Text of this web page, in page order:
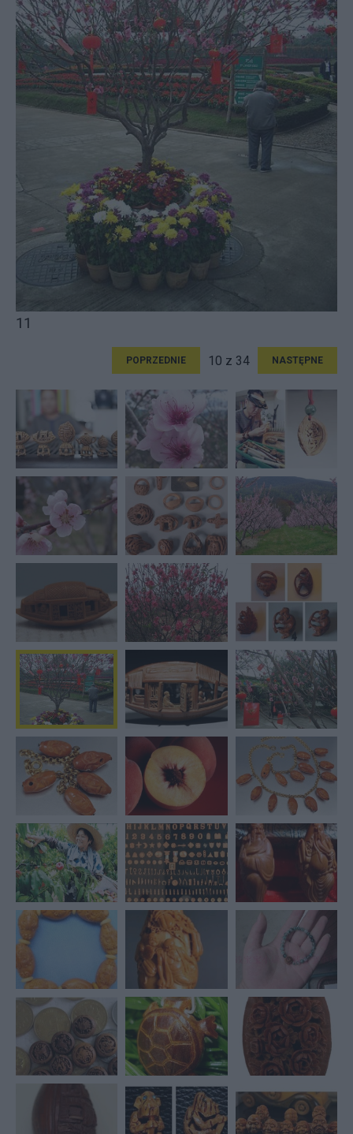
11
POPRZEDNIE 10 z 34 NASTĘPNE